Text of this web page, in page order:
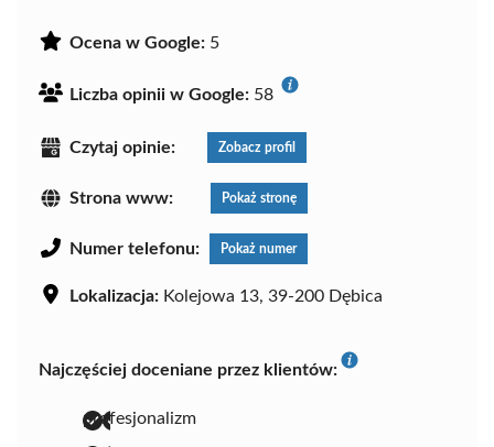
Ocena w Google: 5
Liczba opinii w Google: 58
Czytaj opinie: Zobacz profil
Strona www: Pokaż stronę
Numer telefonu: Pokaż numer
Lokalizacja: Kolejowa 13, 39-200 Dębica
Najczęściej doceniane przez klientów:
profesjonalizm